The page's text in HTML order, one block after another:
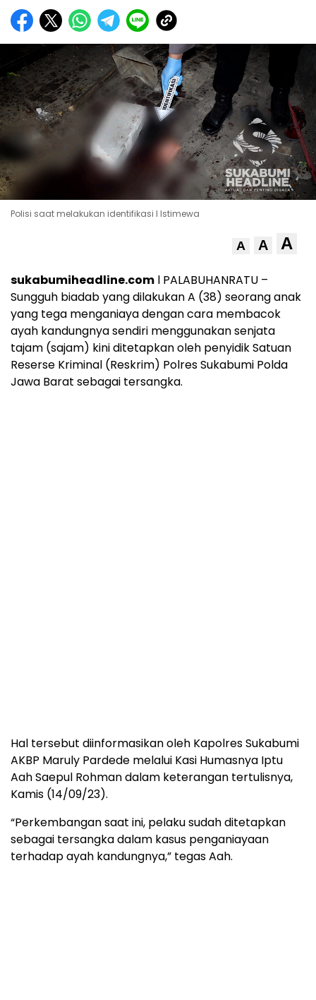
Polisi saat melakukan identifikasi I Istimewa
A A A
sukabumiheadline.com l PALABUHANRATU –
Sungguh biadab yang dilakukan A (38) seorang anak
yang tega menganiaya dengan cara membacok
ayah kandungnya sendiri menggunakan senjata
tajam (sajam) kini ditetapkan oleh penyidik Satuan
Reserse Kriminal (Reskrim) Polres Sukabumi Polda
Jawa Barat sebagai tersangka.
Hal tersebut diinformasikan oleh Kapolres Sukabumi
AKBP Maruly Pardede melalui Kasi Humasnya Iptu
Aah Saepul Rohman dalam keterangan tertulisnya,
Kamis (14/09/23).
“Perkembangan saat ini, pelaku sudah ditetapkan
sebagai tersangka dalam kasus penganiayaan
terhadap ayah kandungnya,” tegas Aah.